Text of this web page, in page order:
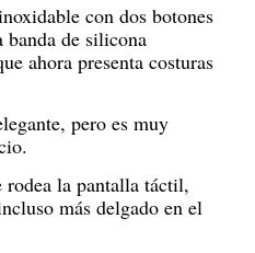
con dos botones
de silicona
ahora presenta costuras
pero es muy
rodea la pantalla táctil,
más delgado en el